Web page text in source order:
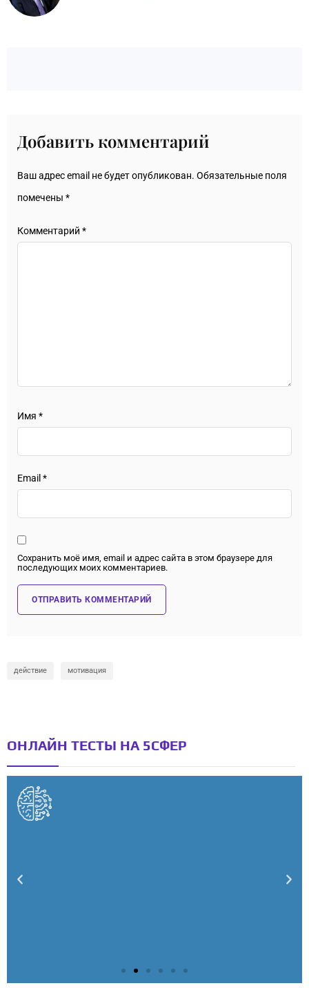
Добавить комментарий
Ваш адрес email не будет опубликован. Обязательные поля
помечены *
Комментарий *
Имя *
Email *
Сохранить моё имя, email и адрес сайта в этом браузере для
последующих моих комментариев.
действие мотивация
ОНЛАЙН ТЕСТЫ НА 5СФЕР